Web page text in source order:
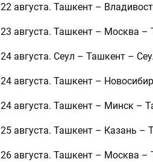
22 августа. Ташкент –
23 августа. Ташкент – Москва –
24 августа. Сеул – Ташкент –
24 августа. Ташкент –
24 августа. Ташкент – Минск –
25 августа. Ташкент – Казань –
26 августа. Ташкент – Москва –